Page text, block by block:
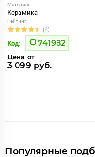
Материал:
Керамика
Рейтинг:
(4)
Код: 741982
Цена от
3 099 руб.
Популярные